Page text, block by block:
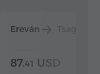
Ereván
87.41 USD